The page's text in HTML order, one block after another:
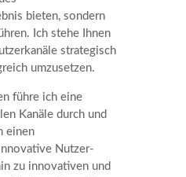
bieten, sondern
Ich stehe Ihnen
strategisch
umzusetzen.
führe ich eine
Kanäle durch und
einen
Nutzer-
zu innovativen und